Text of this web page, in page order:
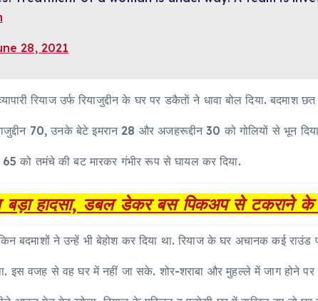
28, 2021
रियाज उर्फ रियाजुद्दीन के घर पर डकैताें ने धावा बोल दिया.
70, उनके बेटे इमरान 28 और अजहरूद्दीन 30 को गोलियों से भून
65 को तमंचे की बट मारकर गंभीर रूप से घायल कर दिया.
बड़ा हादसा, डबल डेकर बस पिकअप से टकराने के
बदमाशों ने उन्हें भी बेहोश कर दिया था. रियाज के घर अचानक कई राउंड
इस वजह से वह घर में नहीं जा सके. शोर-शराबा और मुहल्ले में जाग होने